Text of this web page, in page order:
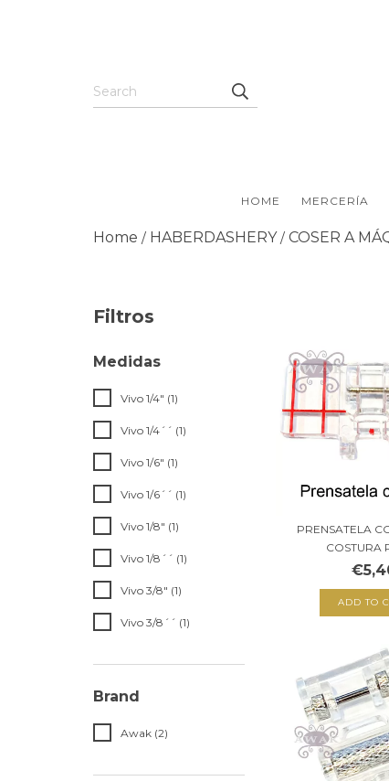
HOME MERCERÍA
Home / HABERDASHERY / COSER A
Filtros
Medidas
Vivo 1/4" (1)
Vivo 1/4´´ (1)
Vivo 1/6" (1)
Vivo 1/6´´ (1)
Vivo 1/8" (1)
Vivo 1/8´´ (1)
Vivo 3/8" (1)
Vivo 3/8´´ (1)
Brand
Awak (2)
PRENSATELA
COSTURA